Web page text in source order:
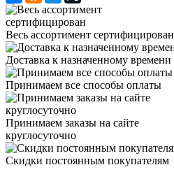
Весь ассортимент сертифицирован
Доставка к назначенному времени
Принимаем все способы оплаты
Принимаем заказы на сайте
круглосуточно
Скидки постоянным покупателям